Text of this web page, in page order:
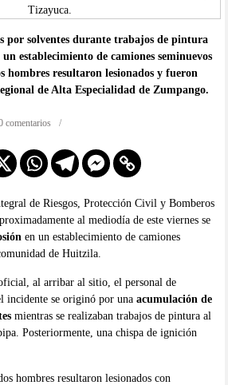
Tizayuca.
por solventes durante trabajos de pintura
establecimiento de camiones seminuevos
hombres resultaron lesionados y fueron
de Alta Especialidad de Zumpango.
comentarios
de Riesgos, Protección Civil y Bomberos
al mediodía de este viernes se
en un establecimiento de camiones
de Huitzila.
al arribar al sitio, el personal de
incidente se originó por una acumulación de
mientras se realizaban trabajos de pintura al
Posteriormente, una chispa de ignición
hombres resultaron lesionados con